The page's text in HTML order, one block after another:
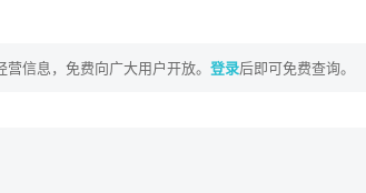
信息，免费向广大用户开放。 登录后即可免费查询。